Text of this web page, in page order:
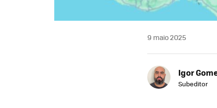
9 maio 2025
Igor
Subeditor